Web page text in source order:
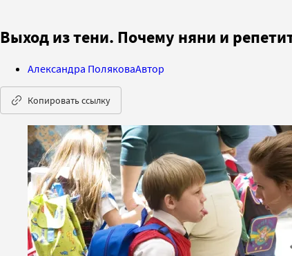
Выход из тени. Почему няни и
Александра ПоляковаАвтор
Копировать ссылку